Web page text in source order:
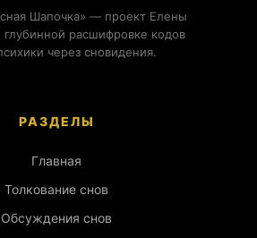
Шапочка» — проект Елены
глубинной расшифровке кодов
через сновидения.
РАЗДЕЛЫ
Главная
Толкование снов
Обсуждения снов